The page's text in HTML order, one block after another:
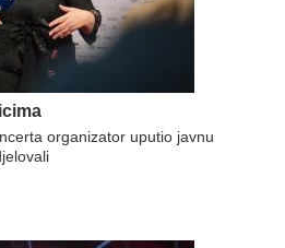
organizator uputio javnu